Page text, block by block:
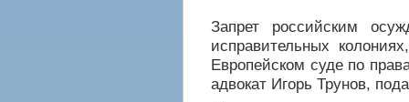
Запрет российским
исправительных
Европейском суде по
адвокат Игорь Трунов,